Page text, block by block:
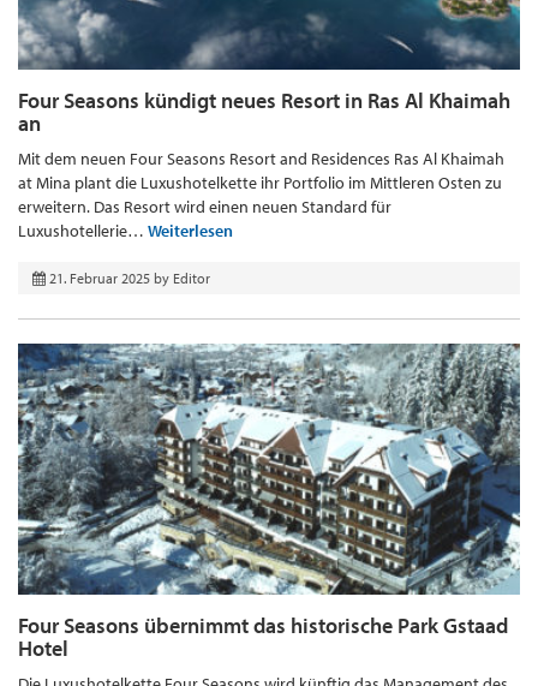
Four Seasons kündigt neues Resort in Ras Al Khaimah
an
Mit dem neuen Four Seasons Resort and Residences Ras Al Khaimah
at Mina plant die Luxushotelkette ihr Portfolio im Mittleren Osten zu
erweitern. Das Resort wird einen neuen Standard für
Luxushotellerie… Weiterlesen
21. Februar 2025 by Editor
Four Seasons übernimmt das historische Park Gstaad
Hotel